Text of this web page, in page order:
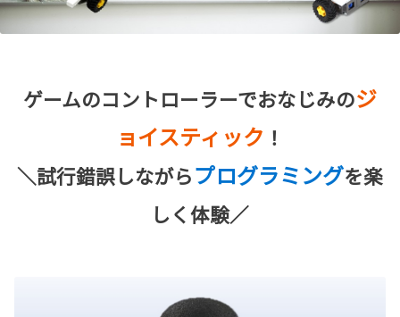
ゲームのコントローラーでおなじみのジ
ョイスティック ！
＼試行錯誤しながらプログラミングを楽
しく体験／